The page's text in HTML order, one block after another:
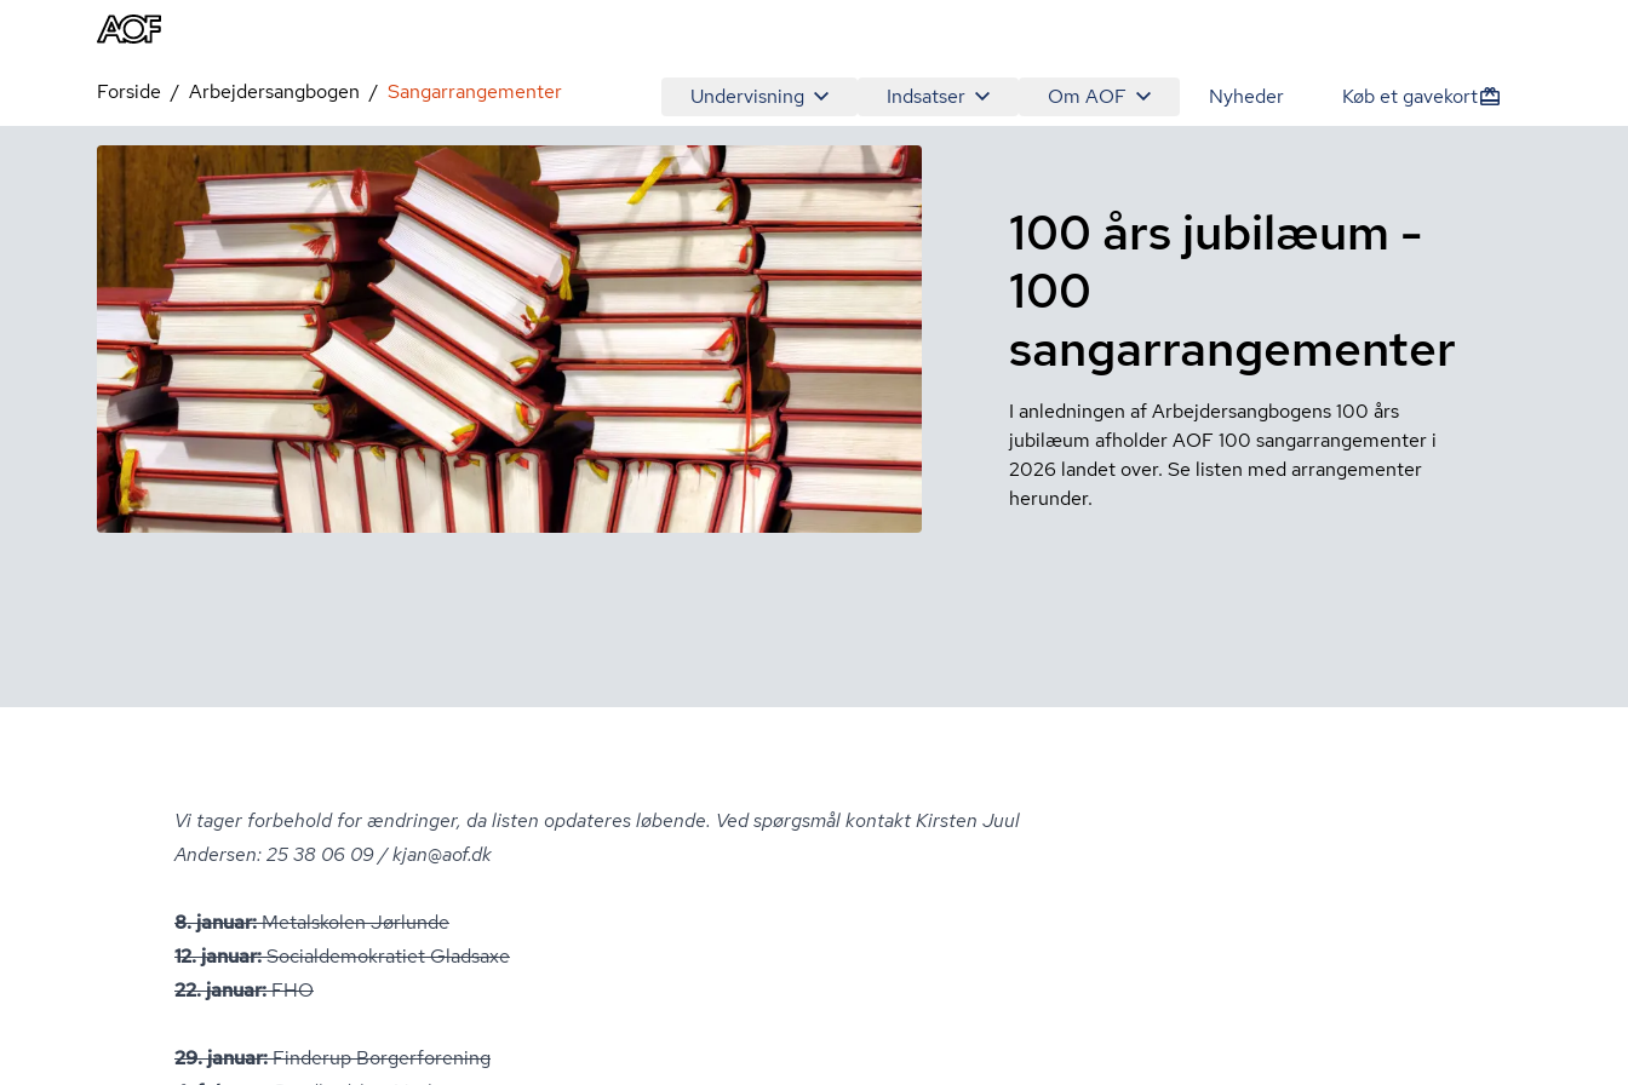
Undervisning Indsatser Om AOF Nyheder Køb et gavekort
Forside Arbejdersangbogen Sangarrangementer
100 års jubilæum -
100
sangarrangementer
I anledningen af Arbejdersangbogens 100 års
jubilæum afholder AOF 100 sangarrangementer i
2026 landet over. Se listen med arrangementer
herunder.
Vi tager forbehold for ændringer, da listen opdateres løbende. Ved spørgsmål kontakt Kirsten Juul
Andersen: 25 38 06 09 /kjan@aof.dk
8. januar:Metalskolen Jørlunde
12. januar:So­ci­al­de­mo­kra­ti­et Gladsaxe
22. januar:FHO
29. januar:Finderup Borgerforening